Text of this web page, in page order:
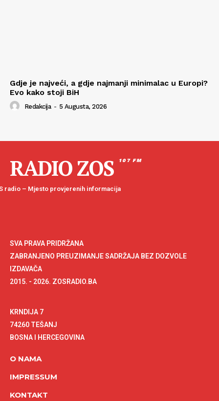
Gdje je najveći, a gdje najmanji minimalac u Europi?
Evo kako stoji BiH
Redakcija - 5 Augusta, 2026
RADIO ZOS 107 FM
radio – Mjesto provjerenih informacija
SVA PRAVA PRIDRŽANA
ZABRANJENO PREUZIMANJE SADRŽAJA BEZ DOZVOLE
IZDAVAČA
2015. - 2026. ZOSRADIO.BA
KRNDIJA 7
74260 TEŠANJ
BOSNA I HERCEGOVINA
O NAMA
IMPRESSUM
KONTAKT